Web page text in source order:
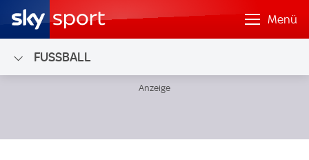
Menü
FUSSBALL